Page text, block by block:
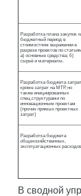
Разработка плана закупок
бюджетный период в
стоимостном выражении в
разрезе проектов по
а) основные средства; б)
сырьё и материалы.
Разработка бюджета затрат,
кроме затрат на МТР, но
также инициированных
спец.структурами по
инновационным проектам
(прочих прямых проектных
затрат)
Разработка бюджета
общехозяйственных,
эксплуатационных расходов.
В сводной